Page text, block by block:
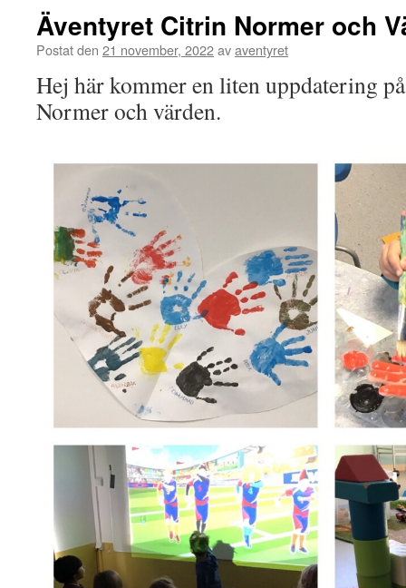
Äventyret Citrin Normer och
Postat den 21 november, 2022avaventyret
Hej här kommer en liten uppdatering
Normer och värden.